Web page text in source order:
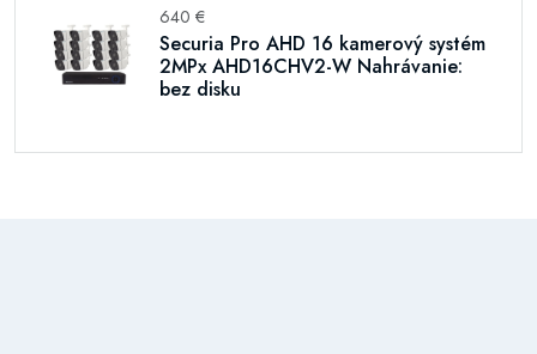
640 €
Securia Pro AHD 16 kamerový systém
2MPx AHD16CHV2-W Nahrávanie:
bez disku